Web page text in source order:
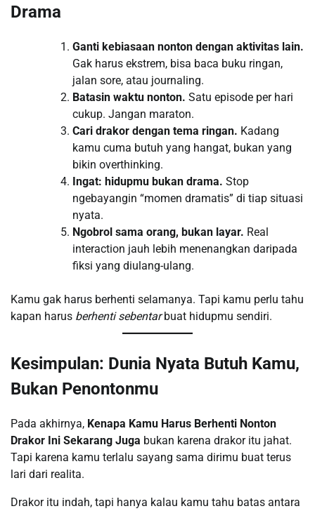
Drama
Ganti kebiasaan nonton dengan aktivitas lain.
Gak harus ekstrem, bisa baca buku ringan,
jalan sore, atau journaling.
Batasin waktu nonton. Satu episode per hari
cukup. Jangan maraton.
Cari drakor dengan tema ringan. Kadang
kamu cuma butuh yang hangat, bukan yang
bikin overthinking.
Ingat: hidupmu bukan drama. Stop
ngebayangin “momen dramatis” di tiap situasi
nyata.
Ngobrol sama orang, bukan layar. Real
interaction jauh lebih menenangkan daripada
fiksi yang diulang-ulang.
Kamu gak harus berhenti selamanya. Tapi kamu perlu tahu
kapan harus berhenti sebentarbuat hidupmu sendiri.
Kesimpulan: Dunia Nyata Butuh Kamu,
Bukan Penontonmu
Pada akhirnya, Kenapa Kamu Harus Berhenti Nonton
Drakor Ini Sekarang Juga bukan karena drakor itu jahat.
Tapi karena kamu terlalu sayang sama dirimu buat terus
lari dari realita.
Drakor itu indah, tapi hanya kalau kamu tahu batas antara